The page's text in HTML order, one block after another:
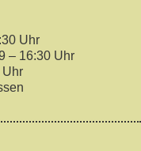
Uhr
– 16:30 Uhr
Uhr